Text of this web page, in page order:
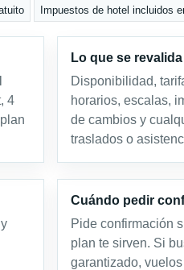
Impuestos de hotel incluidos
4
Lo que se revalida
Disponibilidad,
horarios, escalas,
de cambios y
traslados o
Cuándo pedir
Pide confirmación
plan te sirven. Si
garantizado,